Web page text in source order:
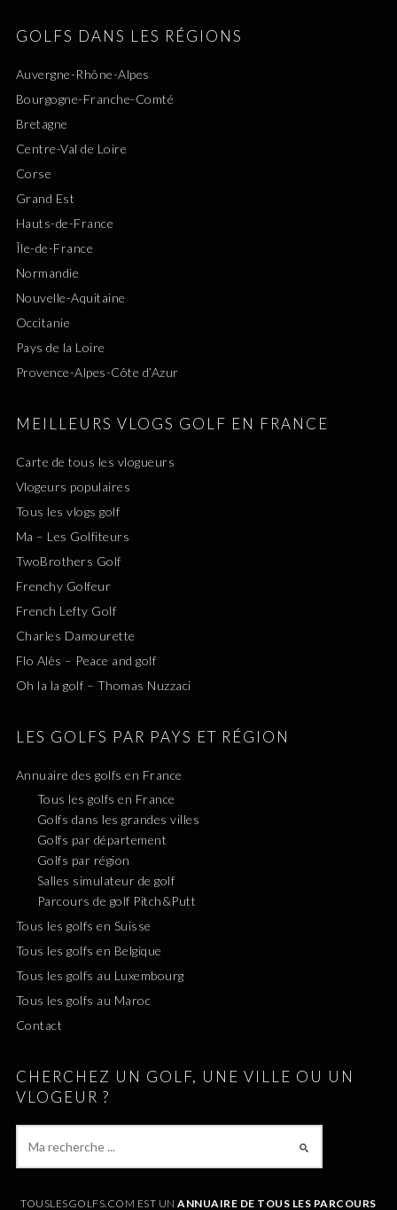
GOLFS DANS LES RÉGIONS
Auvergne-Rhône-Alpes
Bourgogne-Franche-Comté
Bretagne
Centre-Val de Loire
Corse
Grand Est
Hauts-de-France
Île-de-France
Normandie
Nouvelle-Aquitaine
Occitanie
Pays de la Loire
Provence-Alpes-Côte d’Azur
MEILLEURS VLOGS GOLF EN FRANCE
Carte de tous les vlogueurs
Vlogeurs populaires
Tous les vlogs golf
Ma – Les Golfiteurs
TwoBrothers Golf
Frenchy Golfeur
French Lefty Golf
Charles Damourette
Flo Alès – Peace and golf
Oh la la golf – Thomas Nuzzaci
LES GOLFS PAR PAYS ET RÉGION
Annuaire des golfs en France
Tous les golfs en France
Golfs dans les grandes villes
Golfs par département
Golfs par région
Salles simulateur de golf
Parcours de golf Pitch&Putt
Tous les golfs en Suisse
Tous les golfs en Belgique
Tous les golfs au Luxembourg
Tous les golfs au Maroc
Contact
CHERCHEZ UN GOLF, UNE VILLE OU UN
VLOGEUR ?
TOUSLESGOLFS.COM EST UNANNUAIRE DE TOUS LES PARCOURS